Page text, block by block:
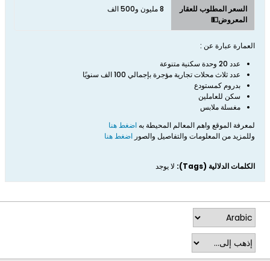
السعر المطلوب للعقار
المعروض💵
8 مليون و500 الف
العمارة عبارة عن :
عدد 20 وحدة سكنية متنوعة
عدد ثلاث محلات تجارية مؤجرة بإجمالي 100 الف سنويًا
بدروم كمستودع
سكن للعاملين
مغسلة ملابس
لمعرفة الموقع واهم المعالم المحيطة بهاضغط هنا
وللمزيد من المعلومات والتفاصيل والصور اضغط هنا
الكلمات الدلالية (Tags): لا يوجد